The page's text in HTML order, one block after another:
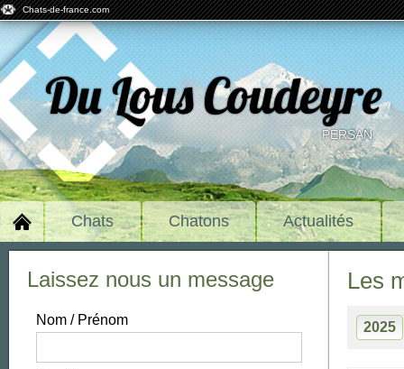
Chats-de-france.com
Du Lous Coudeyre
PERSAN
Chats Chatons Actualités
Laissez nous un message
Nom / Prénom
Les
2025